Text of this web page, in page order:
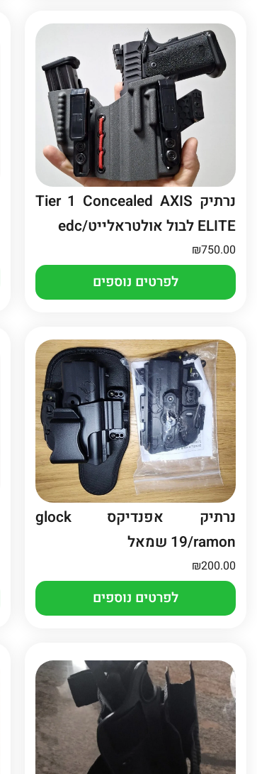
נרתיק Tier 1 Concealed AXIS
ELITE לבול אולטראלייט/edc
₪750.00
לפרטים נוספים
נרתיק אפנדיקס glock
19/ramon שמאל
₪200.00
לפרטים נוספים